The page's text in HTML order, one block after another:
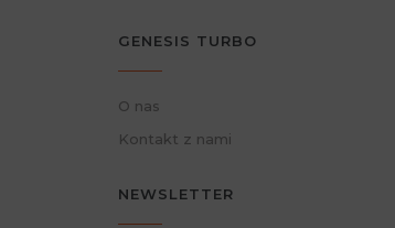
GENESIS TURBO
O nas
Kontakt z nami
NEWSLETTER